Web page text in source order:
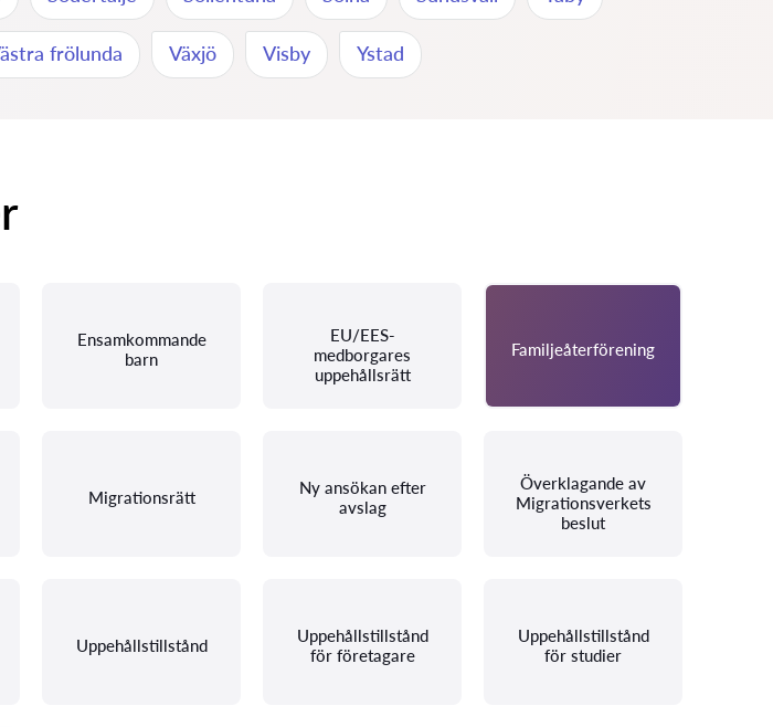
frölunda Växjö Visby Ystad
Ensamkommande
barn
EU/EES-
medborgares
uppehållsrätt
Familjeåterförening
Migrationsrätt
Ny ansökan efter
avslag
Överklagande av
Migrationsverkets
beslut
Uppehållstillstånd
Uppehållstillstånd
för företagare
Uppehållstillstånd
för studier